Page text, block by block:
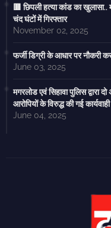
🟥 छिपली हत्या कांड का खुलासा..
चंद घंटों में गिरफ्तार
November 02, 2025
फर्जी डिग्री के आधार पर नौकरी
June 03, 2025
मगरलोड एवं सिहावा पुलिस
आरोपियों के विरुद्ध की गई कार्यवाही
June 04, 2025